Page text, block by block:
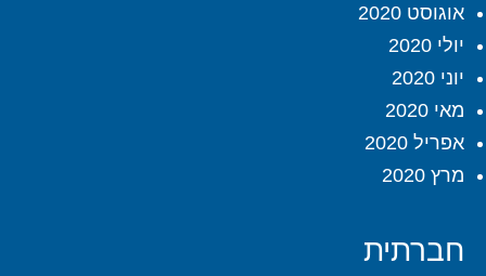
אוגוסט 2020
יולי 2020
יוני 2020
מאי 2020
אפריל 2020
מרץ 2020
חברתית